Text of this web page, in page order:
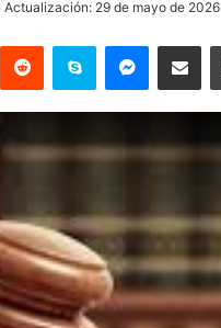
Actualización: 29 de mayo de 2026